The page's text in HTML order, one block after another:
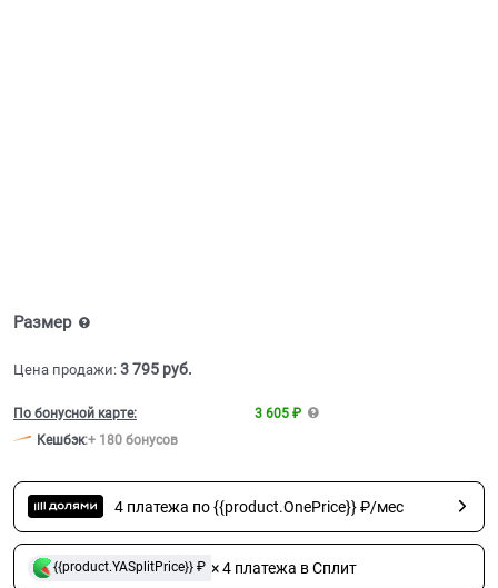
Размер
Цена продажи: 3 795 руб.
По бонусной карте:
3 605 ₽
Кешбэк:+ 180 бонусов
4 платежа по {{product.OnePrice}} ₽/мес
{{product.YASplitPrice}} ₽ × 4 платежа в Сплит